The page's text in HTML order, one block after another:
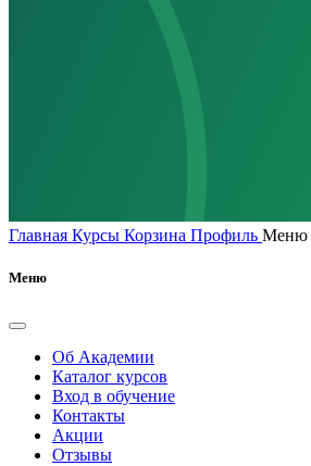
Главная Курсы Корзина Профиль Меню
Меню
Об Академии
Каталог курсов
Вход в обучение
Контакты
Акции
Отзывы